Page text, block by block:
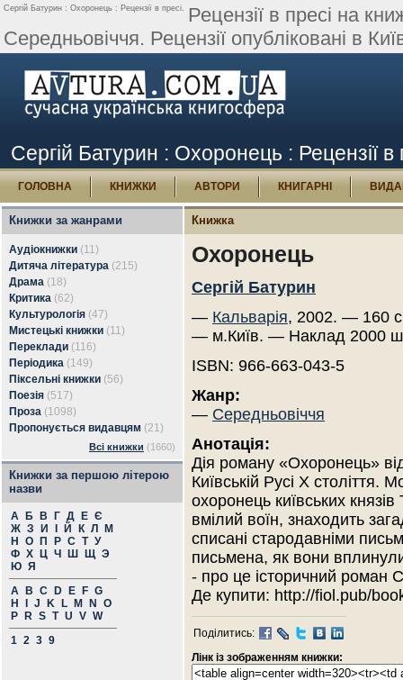
Сергій Батурин : Охоронець : Рецензії в пресі. Рецензії в пресі на
Середньовіччя. Рецензії опубліковані в
Сергій Батурин : Охоронець : Рецензії в
ГОЛОВНА КНИЖКИ АВТОРИ КНИГАРНІ
Книжки за жанрами
Аудіокнижки (11)
Дитяча література (215)
Драма (18)
Критика (62)
Культурологія (47)
Мистецькі книжки (11)
Переклади (116)
Періодика (149)
Піксельні книжки (56)
Поезія (517)
Проза (1098)
Пропонується видавцям (21)
Всі книжки (1660)
Книжки за першою літерою
назви
А Б В Г Д Е Є
Ж З И Й К Л
М
Н
О П Р С Т У
Ф Х Ц Ч Ш Щ Э
Ю Я
A
B C D E F G
H
J K L M N
O
P
R S T U V W
1 2 3 9
Книжка
Охоронець
Сергій Батурин
— Кальварія, 2002. — 160
— м.Київ. — Наклад 2000
ISBN: 966-663-043-5
Жанр:
— Середньовіччя
Анотація:
Дія роману «Охоронець»
Київській Русі X століття.
охоронець київських
вмілий воїн, знаходить
списані стародавніми
письмена, як вони
- про це історичний роман
Де купити: http://fiol.pub/
Поділитись:
Лінк із зображенням книжки: